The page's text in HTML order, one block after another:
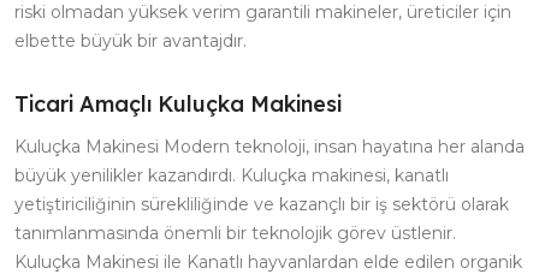
riski olmadan yüksek verim garantili makineler, üreticiler için
elbette büyük bir avantajdır.
Ticari Amaçlı Kuluçka Makinesi
Kuluçka Makinesi Modern teknoloji, insan hayatına her alanda
büyük yenilikler kazandırdı. Kuluçka makinesi, kanatlı
yetiştiriciliğinin sürekliliğinde ve kazançlı bir iş sektörü olarak
tanımlanmasında önemli bir teknolojik görev üstlenir.
Kuluçka Makinesi ile Kanatlı hayvanlardan elde edilen organik